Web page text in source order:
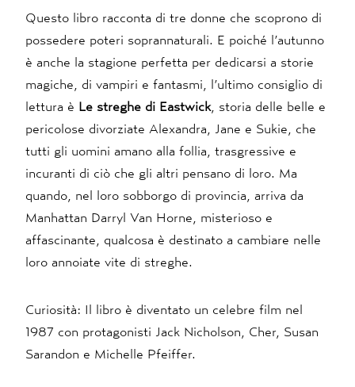
Questo libro racconta di tre donne che scoprono di
possedere poteri soprannaturali. E poiché l’autunno
è anche la stagione perfetta per dedicarsi a storie
magiche, di vampiri e fantasmi, l’ultimo consiglio di
lettura è Le streghe di Eastwick, storia delle belle e
pericolose divorziate Alexandra, Jane e Sukie, che
tutti gli uomini amano alla follia, trasgressive e
incuranti di ciò che gli altri pensano di loro. Ma
quando, nel loro sobborgo di provincia, arriva da
Manhattan Darryl Van Horne, misterioso e
affascinante, qualcosa è destinato a cambiare nelle
loro annoiate vite di streghe.
Curiosità: Il libro è diventato un celebre film nel
1987 con protagonisti Jack Nicholson, Cher, Susan
Sarandon e Michelle Pfeiffer.